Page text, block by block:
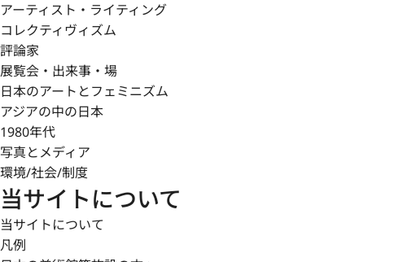
アーティスト・ライティング
コレクティヴィズム
評論家
展覧会・出来事・場
日本のアートとフェミニズム
アジアの中の日本
1980年代
写真とメディア
環境/社会/制度
当サイトについて
当サイトについて
凡例